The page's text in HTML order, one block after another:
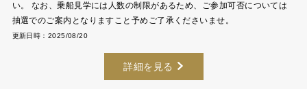
い。 なお、乗船見学には人数の制限があるため、ご参加可否については
抽選でのご案内となりますこと予めご了承くださいませ。
更新日時：2025/08/20
詳細を見る